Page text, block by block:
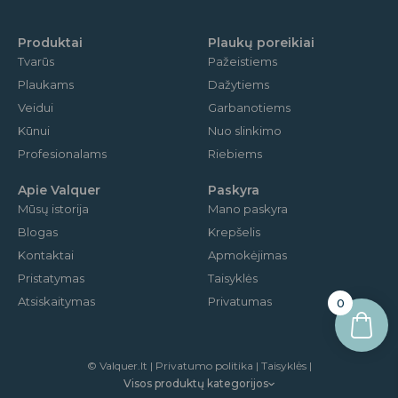
Produktai
Tvarūs
Plaukams
Veidui
Kūnui
Profesionalams
Plaukų poreikiai
Pažeistiems
Dažytiems
Garbanotiems
Nuo slinkimo
Riebiems
Apie Valquer
Mūsų istorija
Blogas
Kontaktai
Pristatymas
Atsiskaitymas
Paskyra
Mano paskyra
Krepšelis
Apmokėjimas
Taisyklės
Privatumas
© Valquer.lt | Privatumo politika | Taisyklės |
Visos produktų kategorijos
0